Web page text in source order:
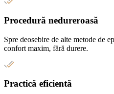
Procedură nedureroasă
Spre deosebire de alte metode de
confort maxim, fără durere.
Practică eficientă